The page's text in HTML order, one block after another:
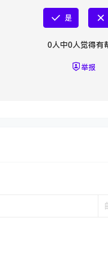
是
0人中0人觉得有
举报